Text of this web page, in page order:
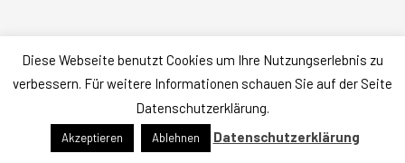
Datenschutz|Impressum
Copyright © 2026 Arbeitssicherheit Olaf THOMES
Präsentiert vonAstra-WordPress-Theme
Diese Webseite benutzt Cookies um Ihre Nutzungserlebnis zu
verbessern. Für weitere Informationen schauen Sie auf der Seite
Datenschutzerklärung.
Akzeptieren Ablehnen Datenschutzerklärung